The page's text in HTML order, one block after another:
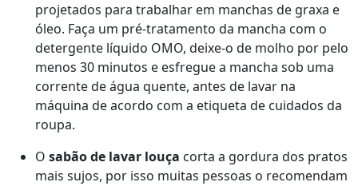
projetados para trabalhar em manchas de graxa e
óleo. Faça um pré-tratamento da mancha com o
detergente líquido OMO, deixe-o de molho por pelo
menos 30 minutos e esfregue a mancha sob uma
corrente de água quente, antes de lavar na
máquina de acordo com a etiqueta de cuidados da
roupa.
O sabão de lavar louça corta a gordura dos pratos
mais sujos, por isso muitas pessoas o recomendam